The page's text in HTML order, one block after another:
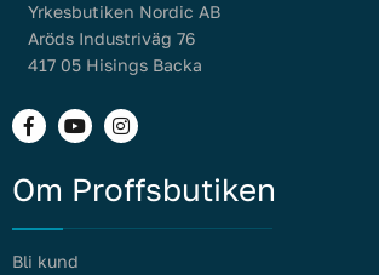
Yrkesbutiken Nordic AB
Aröds Industriväg 76
417 05 Hisings Backa
Om Proffsbutiken
Bli kund